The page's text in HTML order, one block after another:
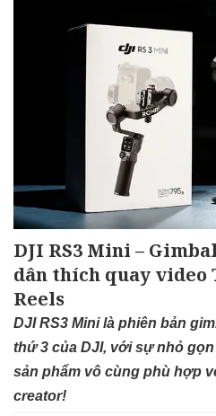
DJI RS3 Mini –
dân thích quay
Reels
DJI RS3 Mini là phiên bản
thứ 3 của DJI, với sự nhỏ
sản phẩm vô cùng phù hợp
creator!